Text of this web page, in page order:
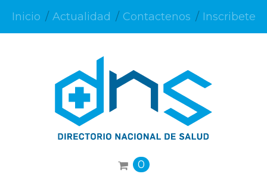
Inicio Actualidad Contactenos Inscribete
0